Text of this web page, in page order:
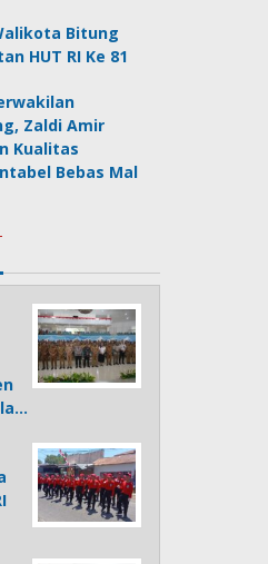
Bitung
HUT RI Ke 81
Zaldi Amir
Kualitas
Bebas Mal